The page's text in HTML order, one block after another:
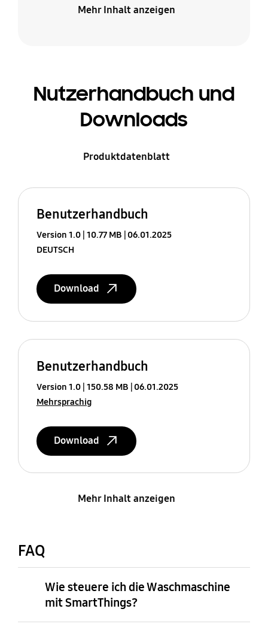
Mehr Inhalt anzeigen
Nutzerhandbuch und
Downloads
Produktdatenblatt
Benutzerhandbuch
Version 1.0 10.77 MB
06.01.2025
DEUTSCH
Download
Benutzerhandbuch
Version 1.0 150.58 MB
06.01.2025
Mehrsprachig
Download
Mehr Inhalt anzeigen
FAQ
Wie steuere ich die Waschmaschine
mit SmartThings?